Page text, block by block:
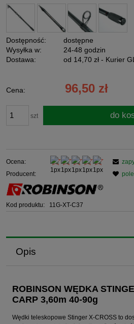
Dostępność:
dostępne
Wysyłka w:
24-48 godzin
Dostawa:
od 14,70 zł - Kurier
Cena nie zawiera ewentualnych
Cena: 96,50 zł
szt do
Ocena:
Producent:
Kod produktu: 11G-XT-C37
Opis
ROBINSON WĘDKA
CARP 3,60m 40-90g
Wędki teleskopowe Stinger X-CROSS to